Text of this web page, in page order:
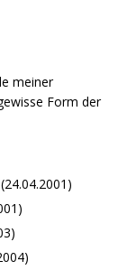
meiner
Form der